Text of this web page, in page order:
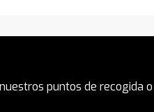
puntos de recogida o